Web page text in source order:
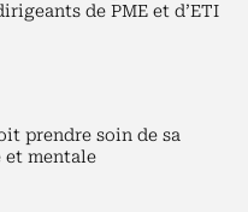
de PME et d’ETI
prendre soin de sa
et mentale